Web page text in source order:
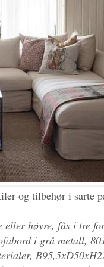
og tilbehør i sarte
eller høyre, fås i tre
i grå metall,